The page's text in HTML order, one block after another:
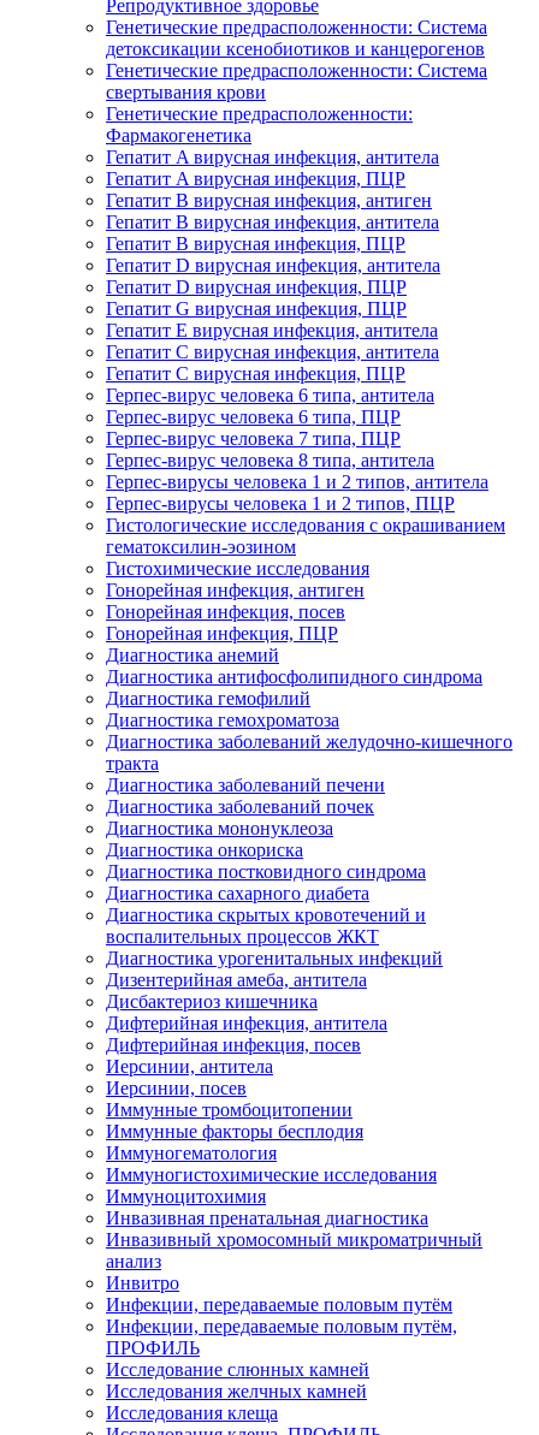
Репродуктивное здоровье
Генетические предрасположенности: Система
детоксикации ксенобиотиков и канцерогенов
Генетические предрасположенности: Система
свертывания крови
Генетические предрасположенности:
Фармакогенетика
Гепатит A вирусная инфекция, антитела
Гепатит A вирусная инфекция, ПЦР
Гепатит B вирусная инфекция, антиген
Гепатит B вирусная инфекция, антитела
Гепатит B вирусная инфекция, ПЦР
Гепатит D вирусная инфекция, антитела
Гепатит D вирусная инфекция, ПЦР
Гепатит G вирусная инфекция, ПЦР
Гепатит Е вирусная инфекция, антитела
Гепатит С вирусная инфекция, антитела
Гепатит С вирусная инфекция, ПЦР
Герпес-вирус человека 6 типа, антитела
Герпес-вирус человека 6 типа, ПЦР
Герпес-вирус человека 7 типа, ПЦР
Герпес-вирус человека 8 типа, антитела
Герпес-вирусы человека 1 и 2 типов, антитела
Герпес-вирусы человека 1 и 2 типов, ПЦР
Гистологические исследования с окрашиванием
гематоксилин-эозином
Гистохимические исследования
Гонорейная инфекция, антиген
Гонорейная инфекция, посев
Гонорейная инфекция, ПЦР
Диагностика анемий
Диагностика антифосфолипидного синдрома
Диагностика гемофилий
Диагностика гемохроматоза
Диагностика заболеваний желудочно-кишечного
тракта
Диагностика заболеваний печени
Диагностика заболеваний почек
Диагностика мононуклеоза
Диагностика онкориска
Диагностика постковидного синдрома
Диагностика сахарного диабета
Диагностика скрытых кровотечений и
воспалительных процессов ЖКТ
Диагностика урогенитальных инфекций
Дизентерийная амеба, антитела
Дисбактериоз кишечника
Дифтерийная инфекция, антитела
Дифтерийная инфекция, посев
Иерсинии, антитела
Иерсинии, посев
Иммунные тромбоцитопении
Иммунные факторы бесплодия
Иммуногематология
Иммуногистохимические исследования
Иммуноцитохимия
Инвазивная пренатальная диагностика
Инвазивный хромосомный микроматричный
анализ
Инвитро
Инфекции, передаваемые половым путём
Инфекции, передаваемые половым путём,
ПРОФИЛЬ
Исследование слюнных камней
Исследования желчных камней
Исследования клеща